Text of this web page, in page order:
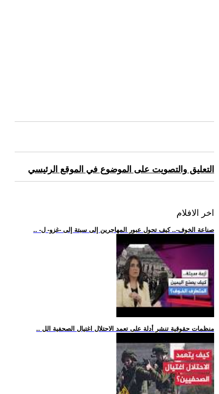
التعليق والتصويت على الموضوع في الموقع الرئيسي
اخر الافلام
.. -صناعة الخوف-.. كيف تحول عبور المهاجرين إلى سبتة إلى -غزو- ل
.. منظمات حقوقية تنشر أدلة على تعمد الاحتلال اغتيال الصحفية الل